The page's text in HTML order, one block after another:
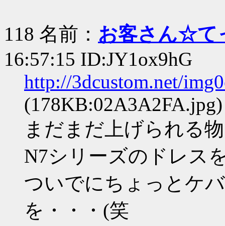
118 名前： お客さん☆て
16:57:15 ID:JY1ox9hG
http://3dcustom.net/
(178KB:02A3A2FA.jpg)
まだまだ上げられる
N7シリーズのドレス
ついでにちょっとケ
を・・・(笑